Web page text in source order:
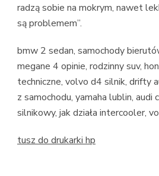
radzą sobie na mokrym, nawet
są problemem”.
bmw 2 sedan, samochody
megane 4 opinie, rodzinny suv,
techniczne, volvo d4 silnik, drifty
z samochodu, yamaha lublin,
silnikowy, jak działa intercooler,
tusz do drukarki hp